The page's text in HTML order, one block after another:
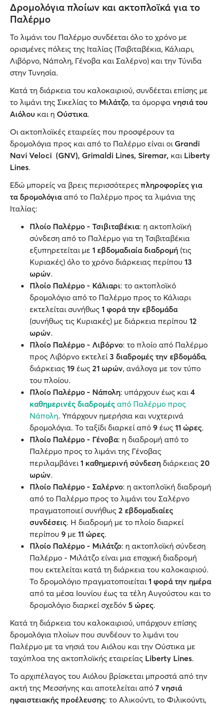
Δρομολόγια πλοίων και ακτοπλοϊκά για το
Παλέρμο
Το λιμάνι του Παλέρμο συνδέεται όλο το χρόνο με
ορισμένες πόλεις της Ιταλίας (Τσιβιταβέκια, Κάλιαρι,
Λιβόρνο, Νάπολη, Γένοβα και Σαλέρνο) και την Τύνιδα
στην Τυνησία.
Κατά τη διάρκεια του καλοκαιριού, συνδέεται επίσης με
το λιμάνι της Σικελίας το Μιλάτζο, τα όμορφα νησιά του
Αιόλου και η Ούστικα.
Οι ακτοπλοϊκές εταιρείες που προσφέρουν τα
δρομολόγια προς και από το Παλέρμο είναι οι Grandi
Navi Veloci (GNV), Grimaldi Lines, Siremar, και Liberty
Lines.
Εδώ μπορείς να βρεις περισσότερες πληροφορίες για
τα δρομολόγιααπό το Παλέρμο προς τα λιμάνια της
Ιταλίας:
Πλοίο Παλέρμο - Τσιβιταβέκια: η ακτοπλοϊκή
σύνδεση από το Παλέρμο για τη Τσιβιταβέκια
εξυπηρετείται με 1 εβδομαδιαία διαδρομή (τις
Κυριακές) όλο το χρόνο διάρκειας περίπου 13
ωρών.
Πλοίο Παλέρμο - Κάλιαρι: το ακτοπλοϊκό
δρομολόγιο από το Παλέρμο προς το Κάλιαρι
εκτελείται συνήθως 1 φορά την εβδομάδα
(συνήθως τις Κυριακές) με διάρκεια περίπου 12
ωρών.
Πλοίο Παλέρμο - Λιβόρνο: το πλοίο από Παλέρμο
προς Λιβόρνο εκτελεί 3 διαδρομές την εβδομάδα,
διάρκειας 19 έως 21 ωρών, ανάλογα με τον τύπο
του πλοίου.
Πλοίο Παλέρμο - Νάπολη: υπάρχουν έως και 4
καθημερινές διαδρομές από Παλέρμο προς
Νάπολη. Υπάρχουν ημερήσια και νυχτερινά
δρομολόγια. Το ταξίδι διαρκεί από 9 έως 11 ώρες.
Πλοίο Παλέρμο - Γένοβα: η διαδρομή από το
Παλέρμο προς το λιμάνι της Γένοβας
περιλαμβάνει 1 καθημερινή σύνδεση διάρκειας 20
ωρών.
Πλοίο Παλέρμο - Σαλέρνο: η ακτοπλοϊκή διαδρομή
από το Παλέρμο προς το λιμάνι του Σαλέρνο
πραγματοποιεί συνήθως 2 εβδομαδιαίες
συνδέσεις. Η διαδρομή με το πλοίο διαρκεί
περίπου 9 με 11 ώρες.
Πλοίο Παλέρμο - Μιλάτζο: η ακτοπλοϊκή σύνδεση
Παλέρμο - Μιλάτζο είναι μια εποχική διαδρομή
που εκτελείται κατά τη διάρκεια του καλοκαιριού.
Το δρομολόγιο πραγματοποιείται 1 φορά την ημέρα
από τα μέσα Ιουνίου έως τα τέλη Αυγούστου και το
δρομολόγιο διαρκεί σχεδόν 5 ώρες.
Κατά τη διάρκεια του καλοκαιριού, υπάρχουν επίσης
δρομολόγια πλοίων που συνδέουν το λιμάνι του
Παλέρμο με τα νησιά του Αιόλου και την Ούστικα με
ταχύπλοα της ακτοπλοϊκής εταιρείας Liberty Lines.
Το αρχιπέλαγος του Αιόλου βρίσκεται μπροστά από την
ακτή της Μεσσήνης και αποτελείται από 7 νησιά
ηφαιστειακής προέλευσης: το Αλικούντι, το Φιλικούντι,